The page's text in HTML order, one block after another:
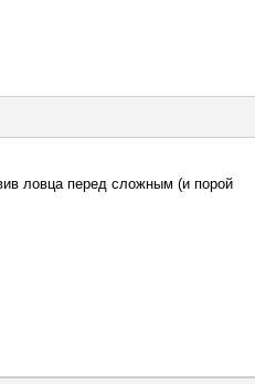
ловца перед сложным (и порой